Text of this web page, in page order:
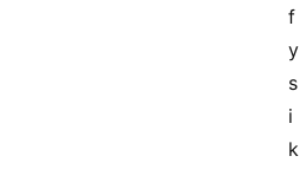
f
y
s
i
k